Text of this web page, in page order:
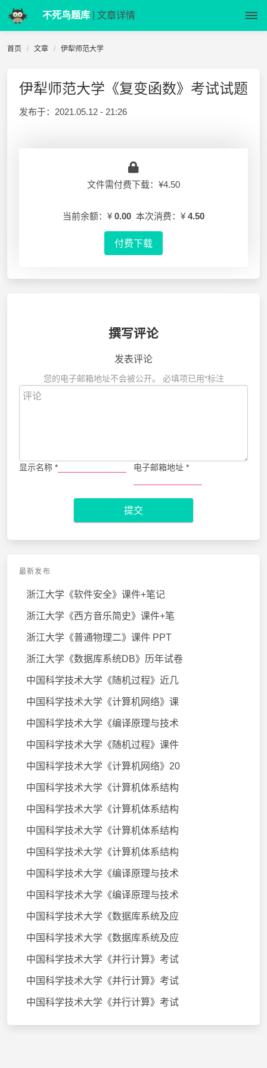
不死鸟题库 | 文章详情
首页 文章 伊犁师范大学
伊犁师范大学《复变函数》考试试题
发布于： 2021.05.12 - 21:26
文件需付费下载：¥4.50
当前余额：¥ 0.00 本次消费：¥ 4.50
付费下载
撰写评论
发表评论
您的电子邮箱地址不会被公开。 必填项已用*标注
显示名称 * 电子邮箱地址 *
提交
最新发布
浙江大学《软件安全》课件+笔记
浙江大学《西方音乐简史》课件+笔
浙江大学《普通物理二》课件 PPT
浙江大学《数据库系统DB》历年试卷
中国科学技术大学《随机过程》近几
中国科学技术大学《计算机网络》课
中国科学技术大学《编译原理与技术
中国科学技术大学《随机过程》课件
中国科学技术大学《计算机网络》20
中国科学技术大学《计算机体系结构
中国科学技术大学《计算机体系结构
中国科学技术大学《计算机体系结构
中国科学技术大学《计算机体系结构
中国科学技术大学《编译原理与技术
中国科学技术大学《编译原理与技术
中国科学技术大学《数据库系统及应
中国科学技术大学《数据库系统及应
中国科学技术大学《并行计算》考试
中国科学技术大学《并行计算》考试
中国科学技术大学《并行计算》考试